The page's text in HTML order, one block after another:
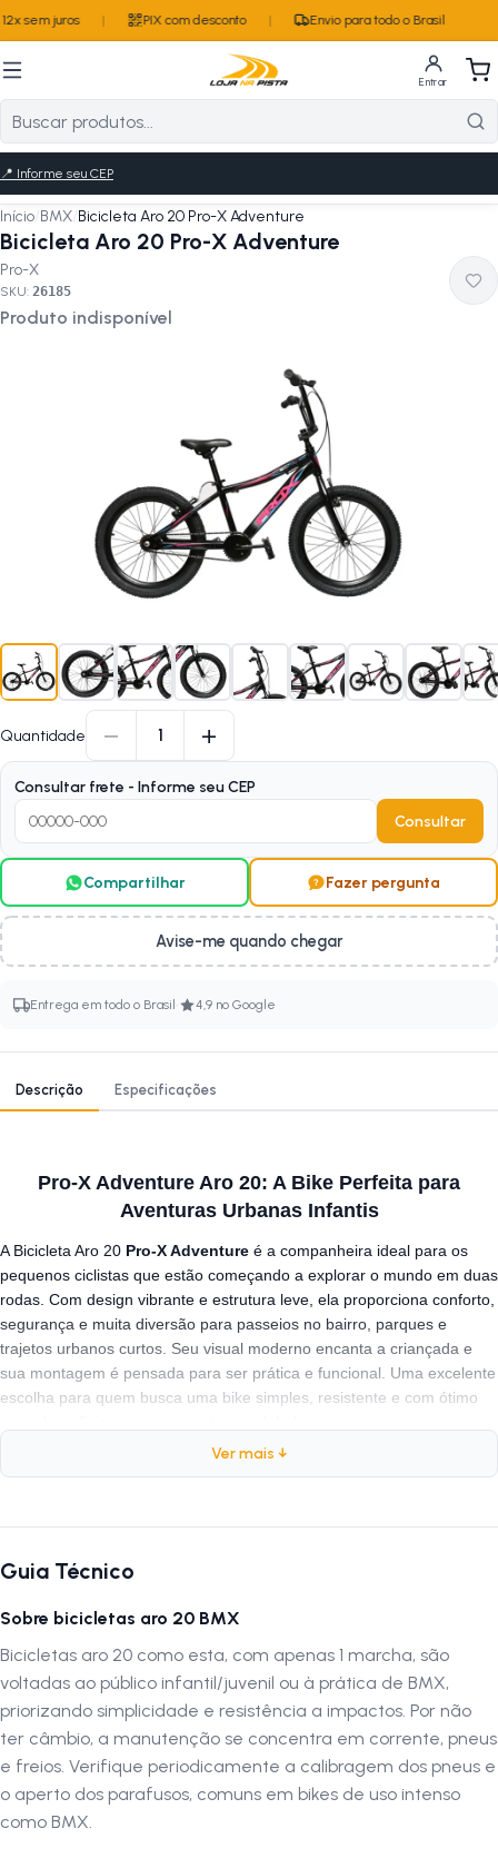
sem juros PIX com desconto Envio para todo o Brasil
Entrar
📍 Informe seu CEP
Início/BMX/Bicicleta Aro 20 Pro-X Adventure
Bicicleta Aro 20 Pro-X Adventure
Pro-X
SKU: 26185
Produto indisponível
Quantidade − 1 +
Consultar frete - Informe seu CEP
Consultar
Compartilhar Fazer pergunta
Avise-me quando chegar
Entrega em todo o Brasil · 4,9 no Google
Descrição Especificações
Pro-X Adventure Aro 20: A Bike Perfeita para
Aventuras Urbanas Infantis
A Bicicleta Aro 20 Pro-X Adventure é a companheira ideal para os
pequenos ciclistas que estão começando a explorar o mundo em duas
rodas. Com design vibrante e estrutura leve, ela proporciona conforto,
segurança e muita diversão para passeios no bairro, parques e
trajetos urbanos curtos. Seu visual moderno encanta a criançada e
sua montagem é pensada para ser prática e funcional. Uma excelente
escolha para quem busca uma bike simples, resistente e com ótimo
Garfo aro 20
Corrente Grossa
Freio V Brake
Pedal Nylon 1/2
Pedivela Monobloco 140
Coroa 40 Dentes
Roda Livre 18 Dentes
Ver mais ↓
Guia Técnico
Sobre bicicletas aro 20 BMX
Bicicletas aro 20 como esta, com apenas 1 marcha, são
voltadas ao público infantil/juvenil ou à prática de BMX,
priorizando simplicidade e resistência a impactos. Por não
ter câmbio, a manutenção se concentra em corrente, pneus
e freios. Verifique periodicamente a calibragem dos pneus e
o aperto dos parafusos, comuns em bikes de uso intenso
como BMX.